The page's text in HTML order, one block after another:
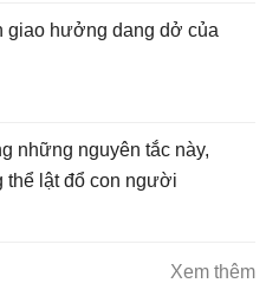
giao hưởng dang dở của
những nguyên tắc này,
thể lật đổ con người
Xem thêm